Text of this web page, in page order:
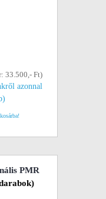
33.500,- Ft)
azonnal
kosárba!
PMR